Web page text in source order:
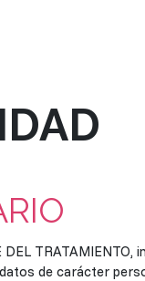
DEL
de carácter